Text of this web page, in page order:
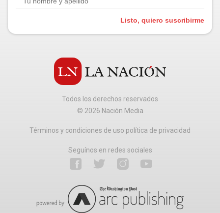
Listo, quiero suscribirme
Todos los derechos reservados
© 2026 Nación Media
Términos y condiciones de uso política de privacidad
Seguínos en redes sociales